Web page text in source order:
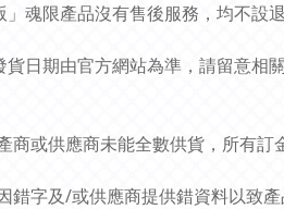
魂限產品沒有售後服務，均不設退
貨日期由官方網站為準，請留意相
商或供應商未能全數供貨，所有訂
錯字及/或供應商提供錯資料以致